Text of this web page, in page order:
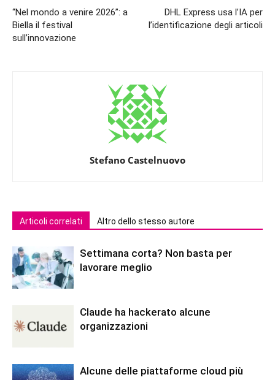
“Nel mondo a venire 2026”: a
Biella il festival
sull’innovazione
DHL Express usa l’IA per
l’identificazione degli articoli
Stefano Castelnuovo
Articoli correlati Altro dello stesso autore
Settimana corta? Non basta per
lavorare meglio
Claude ha hackerato alcune
organizzazioni
Alcune delle piattaforme cloud più